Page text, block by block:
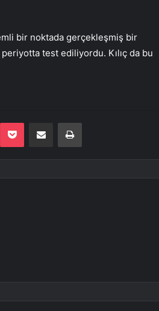
bir noktada gerçekleşmiş bir
test ediliyordu. Kılıç da bu
Pocket E-Posta ile paylaş Yazdır